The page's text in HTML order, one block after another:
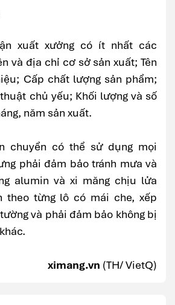
xuất xưởng có ít nhất các
và địa chỉ cơ sở sản xuất; Tên
Cấp chất lượng sản phẩm;
chủ yếu; Khối lượng và số
năm sản xuất.
chuyển có thể sử dụng mọi
phải đảm bảo tránh mưa và
alumin và xi măng chịu lửa
theo từng lô có mái che, xếp
tường và phải đảm bảo không bị
ximang.vn (TH/ VietQ)